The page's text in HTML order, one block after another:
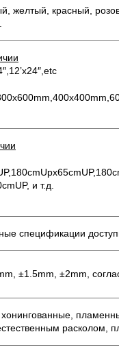
желтый, красный,
и т.д.
спецификации
±1.5mm, ±2mm,
расколом,